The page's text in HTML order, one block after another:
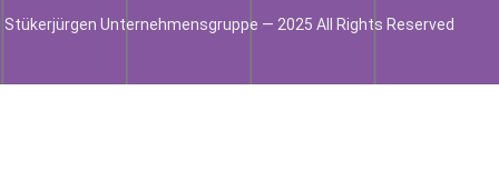
Unternehmensgruppe — 2025 All Rights Reserved